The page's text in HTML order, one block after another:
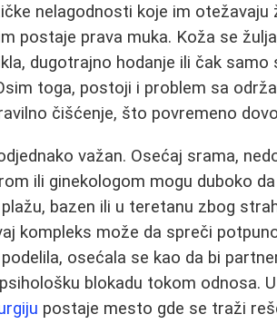
nelagodnosti koje im
postaje prava muka. Koža se
dugotrajno hodanje ili čak
toga, postoji i problem sa
čišćenje, što povremeno
važan. Osećaj srama,
ili ginekologom mogu duboko
bazen ili u teretanu zbog
kompleks može da spreči
osećala se kao da bi
blokadu tokom odnosa.
postaje mesto gde se traži